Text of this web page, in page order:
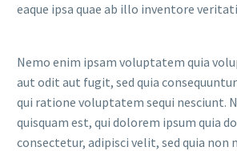
eaque ipsa quae ab illo inventore
Nemo enim ipsam voluptatem quia
aut odit aut fugit, sed quia
qui ratione voluptatem sequi nesciunt.
quisquam est, qui dolorem ipsum quia
consectetur, adipisci velit, sed quia non